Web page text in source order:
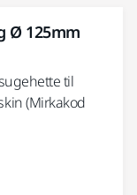
Ø 125mm
til
(Mirkakod